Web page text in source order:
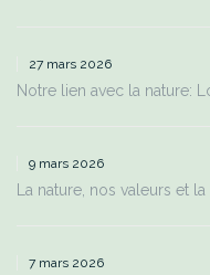
27 mars 2026
Notre lien avec la nature:
9 mars 2026
La nature, nos valeurs et
7 mars 2026